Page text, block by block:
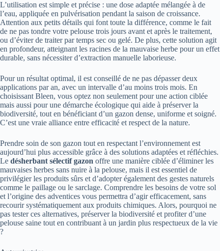
L’utilisation est simple et précise : une dose adaptée mélangée à de
l’eau, appliquée en pulvérisation pendant la saison de croissance.
Attention aux petits détails qui font toute la différence, comme le fait
de ne pas tondre votre pelouse trois jours avant et après le traitement,
ou d’éviter de traiter par temps sec ou gelé. De plus, cette solution agit
en profondeur, atteignant les racines de la mauvaise herbe pour un effet
durable, sans nécessiter d’extraction manuelle laborieuse.
Pour un résultat optimal, il est conseillé de ne pas dépasser deux
applications par an, avec un intervalle d’au moins trois mois. En
choisissant Bleen, vous optez non seulement pour une action ciblée
mais aussi pour une démarche écologique qui aide à préserver la
biodiversité, tout en bénéficiant d’un gazon dense, uniforme et soigné.
C’est une vraie alliance entre efficacité et respect de la nature.
Prendre soin de son gazon tout en respectant l’environnement est
aujourd’hui plus accessible grâce à des solutions adaptées et réfléchies.
Le désherbant sélectif gazon offre une manière ciblée d’éliminer les
mauvaises herbes sans nuire à la pelouse, mais il est essentiel de
privilégier les produits sûrs et d’adopter également des gestes naturels
comme le paillage ou le sarclage. Comprendre les besoins de votre sol
et l’origine des adventices vous permettra d’agir efficacement, sans
recourir systématiquement aux produits chimiques. Alors, pourquoi ne
pas tester ces alternatives, préserver la biodiversité et profiter d’une
pelouse saine tout en contribuant à un jardin plus respectueux de la vie
?